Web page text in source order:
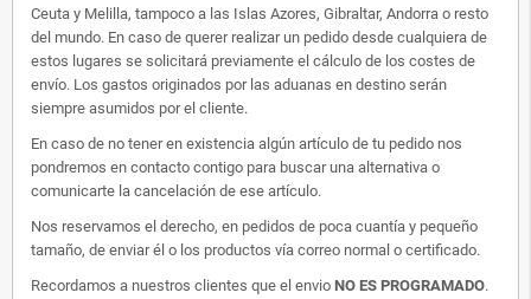
Ceuta y Melilla, tampoco a las Islas Azores, Gibraltar, Andorra o resto
del mundo. En caso de querer realizar un pedido desde cualquiera de
estos lugares se solicitará previamente el cálculo de los costes de
envío. Los gastos originados por las aduanas en destino serán
siempre asumidos por el cliente.
En caso de no tener en existencia algún artículo de tu pedido nos
pondremos en contacto contigo para buscar una alternativa o
comunicarte la cancelación de ese artículo.
Nos reservamos el derecho, en pedidos de poca cuantía y pequeño
tamaño, de enviar él o los productos vía correo normal o certificado.
Recordamos a nuestros clientes que el envio NO ES PROGRAMADO.